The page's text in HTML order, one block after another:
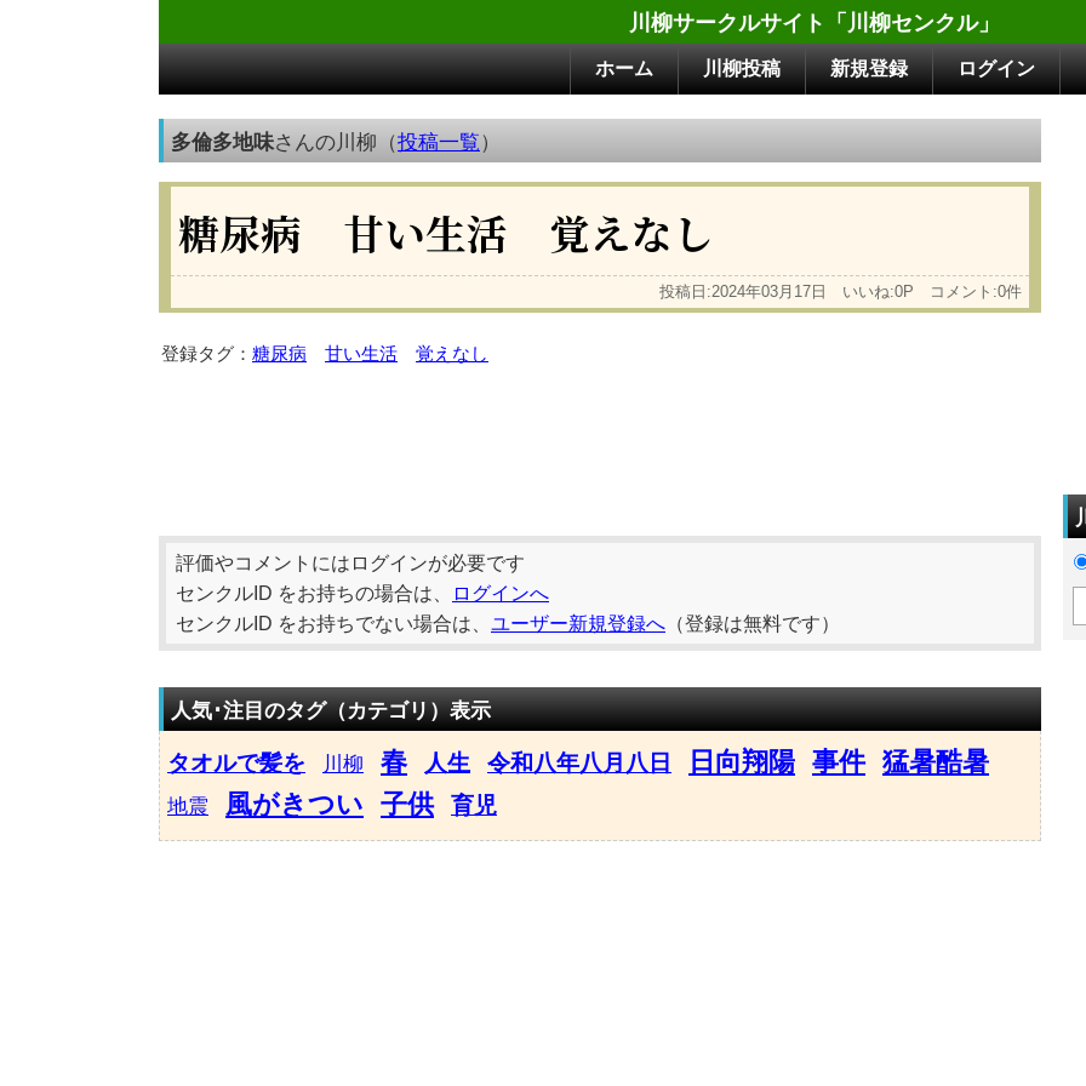
川柳サークルサイト「川柳センクル」
ホーム 川柳投稿 新規登録 ログイン
多倫多地味さんの川柳（投稿一覧）
糖尿病 甘い生活 覚えなし
投稿日:2024年03月17日 いいね:0P コメント:0件
登録タグ： 糖尿病 甘い生活 覚えなし
評価やコメントにはログインが必要です
センクルID をお持ちの場合は、
ログインへ
センクルID をお持ちでない場合は、 ユーザー新規登録へ （登録は無料です）
人気･注目のタグ（カテゴリ）表示
タオルで髪を 川柳 春 人生 令和八年八月八日 日向翔陽 事件 猛暑酷暑
地震 風がきつい 子供 育児